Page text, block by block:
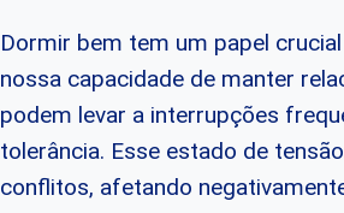
Dormir bem tem um papel
nossa capacidade de manter
podem levar a interrupções
tolerância. Esse estado de
conflitos, afetando